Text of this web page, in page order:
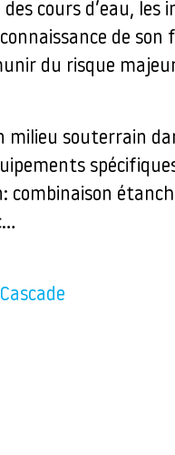
cours d’eau, les
de
du risque
milieu souterrain
combinaison
Cascade